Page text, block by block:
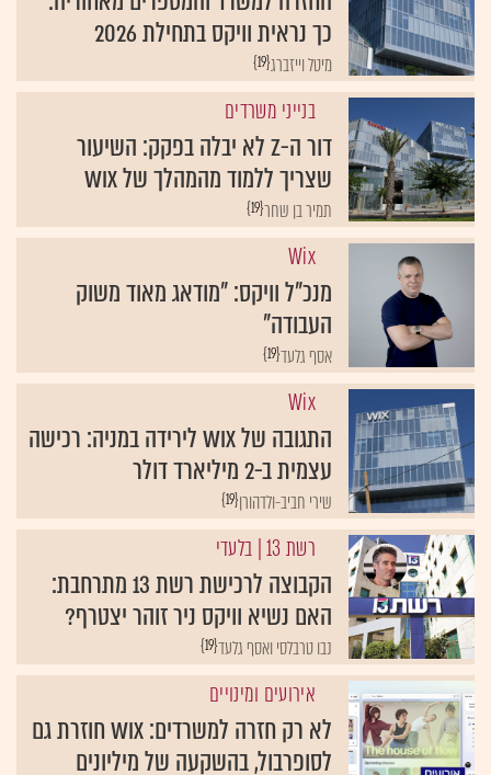
כך נראית וויקס בתחילת 2026
{19}מיטל וייזברג
בנייני משרדים
דור ה-Z לא יבלה בפקק: השיעור
שצריך ללמוד מהמהלך של Wix
{19}תמיר בן שחר
Wix
מנכ"ל וויקס: "מודאג מאוד משוק
העבודה"
{19}אסף גלעד
Wix
התגובה של Wix לירידה במניה: רכישה
עצמית ב-2 מיליארד דולר
{19}שירי חביב-ולדהורן
רשת 13 | בלעדי
הקבוצה לרכישת רשת 13 מתרחבת:
האם נשיא וויקס ניר זוהר יצטרף?
{19}נבו טרבלסי ואסף גלעד
אירועים ומינויים
לא רק חזרה למשרדים: Wix חוזרת גם
לסופרבול, בהשקעה של מיליונים